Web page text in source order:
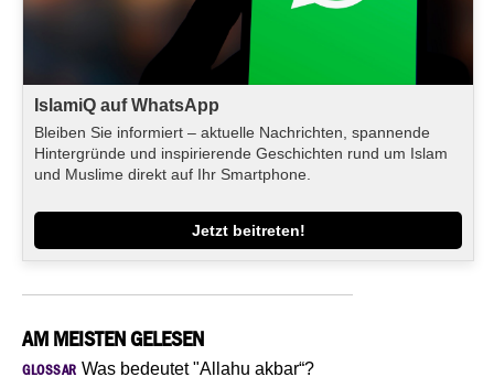
IslamiQ auf WhatsApp
Bleiben Sie informiert – aktuelle Nachrichten, spannende
Hintergründe und inspirierende Geschichten rund um Islam
und Muslime direkt auf Ihr Smartphone.
Jetzt beitreten!
AM MEISTEN GELESEN
GLOSSAR Was bedeutet "Allahu akbar“?